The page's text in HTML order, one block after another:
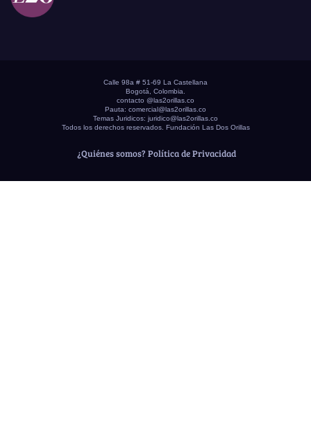
Calle 98a # 51-69 La Castellana
Bogotá, Colombia.
contacto @las2orillas.co
Pauta: comercial@las2orillas.co
Temas Juridicos: juridico@las2orillas.co
Todos los derechos reservados. Fundación Las Dos Orillas
¿Quiénes somos? Política de Privacidad